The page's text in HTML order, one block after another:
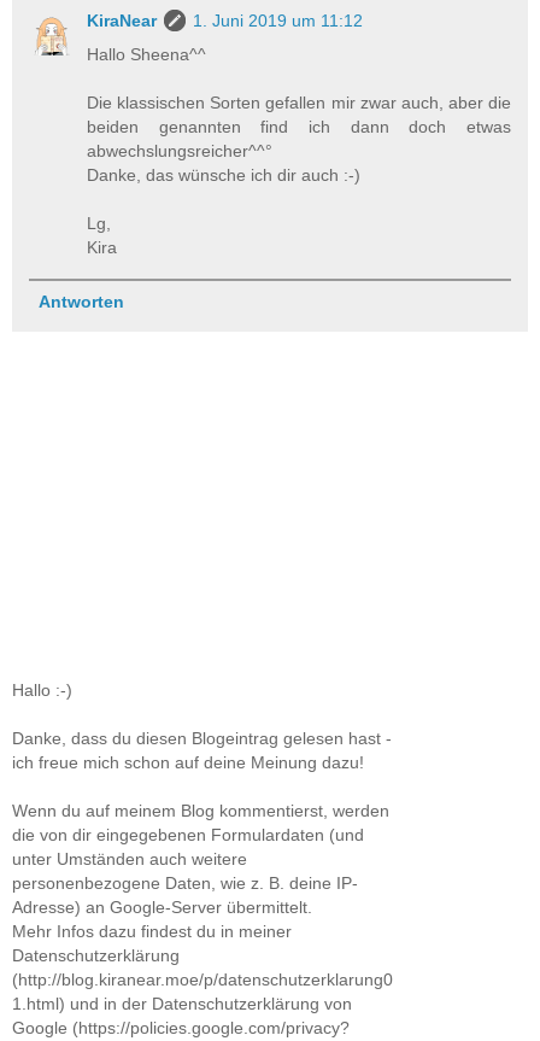
KiraNear
1. Juni 2019 um 11:12
Hallo Sheena^^
Die klassischen Sorten gefallen mir zwar auch, aber die
beiden genannten find ich dann doch etwas
abwechslungsreicher^^°
Danke, das wünsche ich dir auch :-)
Lg,
Kira
Antworten
Hallo :-)
Danke, dass du diesen Blogeintrag gelesen hast -
ich freue mich schon auf deine Meinung dazu!
Wenn du auf meinem Blog kommentierst, werden
die von dir eingegebenen Formulardaten (und
unter Umständen auch weitere
personenbezogene Daten, wie z. B. deine IP-
Adresse) an Google-Server übermittelt.
Mehr Infos dazu findest du in meiner
Datenschutzerklärung
(http://blog.kiranear.moe/p/datenschutzerklarung0
1.html) und in der Datenschutzerklärung von
Google (https://policies.google.com/privacy?